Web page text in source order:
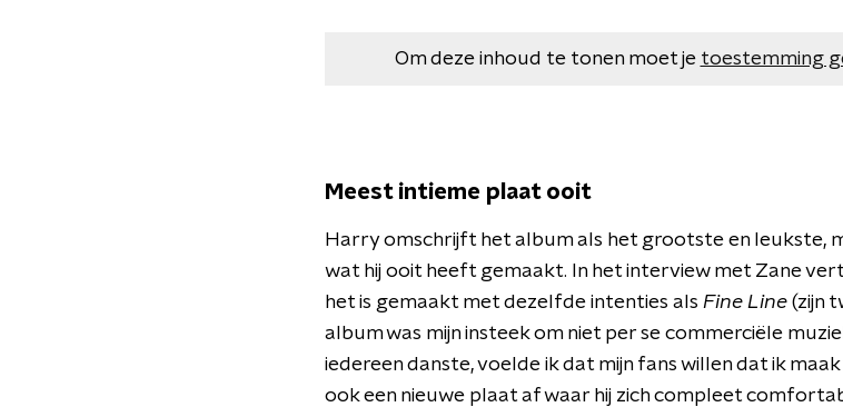
Om deze inhoud te tonen moet je toestemming
Meest intieme plaat ooit
Harry omschrijft het album als het grootste en leukste,
wat hij ooit heeft gemaakt. In het interview met Zane
het is gemaakt met dezelfde intenties als Fine Line (zijn
album was mijn insteek om niet per se commerciële
iedereen danste, voelde ik dat mijn fans willen dat ik
ook een nieuwe plaat af waar hij zich compleet